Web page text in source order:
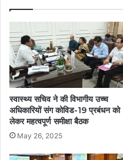
स्वास्थ्य सचिव ने की विभागीय उच्च
अधिकारियों संग कोविड-19 प्रबंधन को
लेकर महत्वपूर्ण समीक्षा बैठक
May 26, 2025